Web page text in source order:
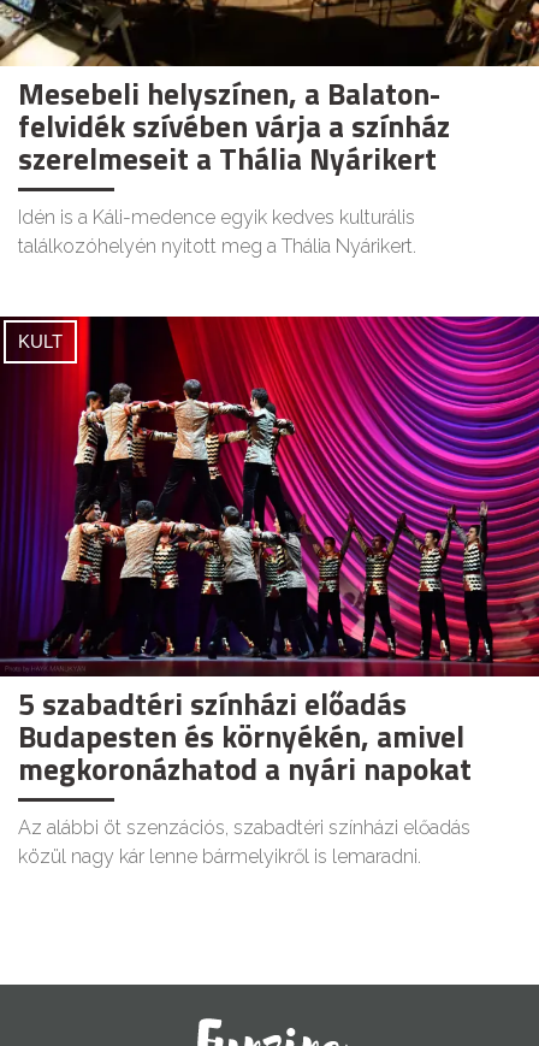
Mesebeli helyszínen, a Balaton-
felvidék szívében várja a színház
szerelmeseit a Thália Nyárikert
Idén is a Káli-medence egyik kedves kulturális
találkozóhelyén nyitott meg a Thália Nyárikert.
KULT
5 szabadtéri színházi előadás
Budapesten és környékén, amivel
megkoronázhatod a nyári napokat
Az alábbi öt szenzációs, szabadtéri színházi előadás
közül nagy kár lenne bármelyikről is lemaradni.